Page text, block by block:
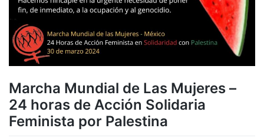
Marcha Mundial de Las Mujeres –
24 horas de Acción Solidaria
Feminista por Palestina